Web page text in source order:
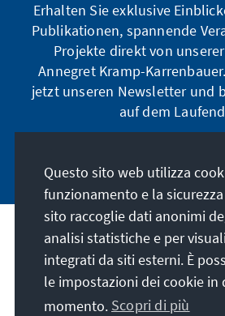
Erhalten Sie exklusive
Publikationen, spannende
Projekte direkt von
Annegret Kramp-
jetzt unseren Newsletter und
auf dem
La nostra missione
Contatto
Questo sito web utilizza
funzionamento e la
sito raccoglie dati anonimi
analisi statistiche e per
integrati da siti esterni. È
le impostazioni dei cookie in
momento. Scopri di più